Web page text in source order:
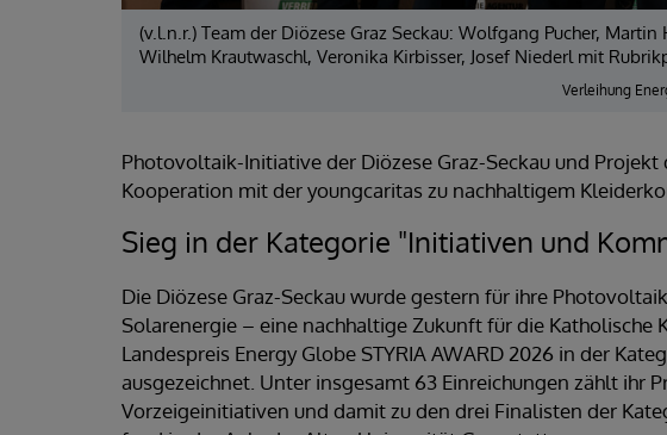
(v.l.n.r.) Team der Diözese Graz Seckau: Wolfgang Pucher,
Wilhelm Krautwaschl, Veronika Kirbisser, Josef Niederl mit
Verleihung
Photovoltaik-Initiative der Diözese Graz-Seckau und Projekt
Kooperation mit der youngcaritas zu nachhaltigem
Sieg in der Kategorie "Initiativen und
Die Diözese Graz-Seckau wurde gestern für ihre
Solarenergie – eine nachhaltige Zukunft für die Katholische
Landespreis Energy Globe STYRIA AWARD 2026 in der
ausgezeichnet. Unter insgesamt 63 Einreichungen zählt ihr
Vorzeigeinitiativen und damit zu den drei Finalisten der